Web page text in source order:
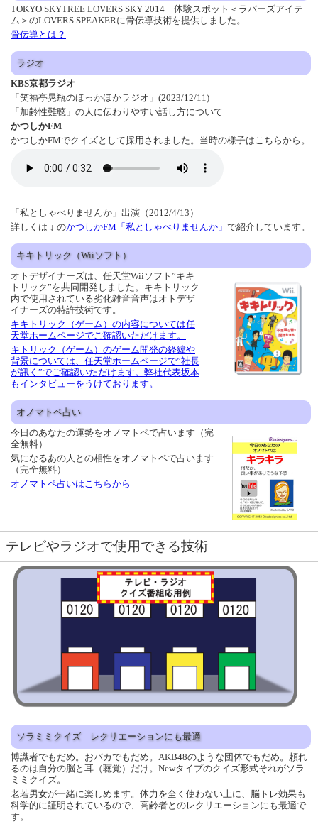
TOKYO SKYTREE LOVERS SKY 2014 体験スポット＜ラバーズアイテ
ム＞のLOVERS SPEAKERに骨伝導技術を提供しました。
骨伝導とは？
ラジオ
KBS京都ラジオ
「笑福亭晃瓶のほっかほかラジオ」(2023/12/11)
「加齢性難聴」の人に伝わりやすい話し方について
かつしかFM
かつしかFMでクイズとして採用されました。当時の様子はこちらから。
「私としゃべりませんか」出演（2012/4/13）
詳しくは ↓ のかつしかFM「私としゃべりませんか」 で紹介しています。
キキトリック（Wiiソフト）
オトデザイナーズは、任天堂Wiiソフト”キキ
トリック”を共同開発しました。キキトリック
内で使用されている劣化雑音音声はオトデザ
イナーズの特許技術です。
キキトリック（ゲーム）の内容については任
天堂ホームページでご確認いただけます。
キトリック（ゲーム）のゲーム開発の経緯や
背景については、任天堂ホームページで”社長
が訊く”でご確認いただけます。弊社代表坂本
もインタビューをうけております。
オノマトペ占い
今日のあなたの運勢をオノマトペで占います（完
全無料）
気になるあの人との相性をオノマトペで占います
（完全無料）
オノマトペ占いはこちらから
テレビやラジオで使用できる技術
ソラミミクイズ レクリエーションにも最適
博識者でもだめ。おバカでもだめ。AKB48のような団体でもだめ。頼れ
るのは自分の脳と耳（聴覚）だけ。Newタイプのクイズ形式それがソラ
ミミクイズ。
老若男女が一緒に楽しめます。体力を全く使わない上に、脳トレ効果も
科学的に証明されているので、高齢者とのレクリエーションにも最適で
す。